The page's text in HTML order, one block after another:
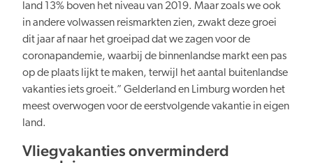
Lusten en lasten in balans
land 13% boven het niveau van 2019. Maar zoals we ook
in andere volwassen reismarkten zien, zwakt deze groei
dit jaar af naar het groeipad dat we zagen voor de
coronapandemie, waarbij de binnenlandse markt een pas
op de plaats lijkt te maken, terwijl het aantal buitenlandse
vakanties iets groeit.” Gelderland en Limburg worden het
meest overwogen voor de eerstvolgende vakantie in eigen
land.
Vliegvakanties onverminderd